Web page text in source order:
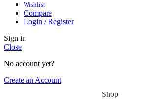
Wishlist
Compare
Login / Register
Sign in
Close
No account yet?
Create an Account
Shop